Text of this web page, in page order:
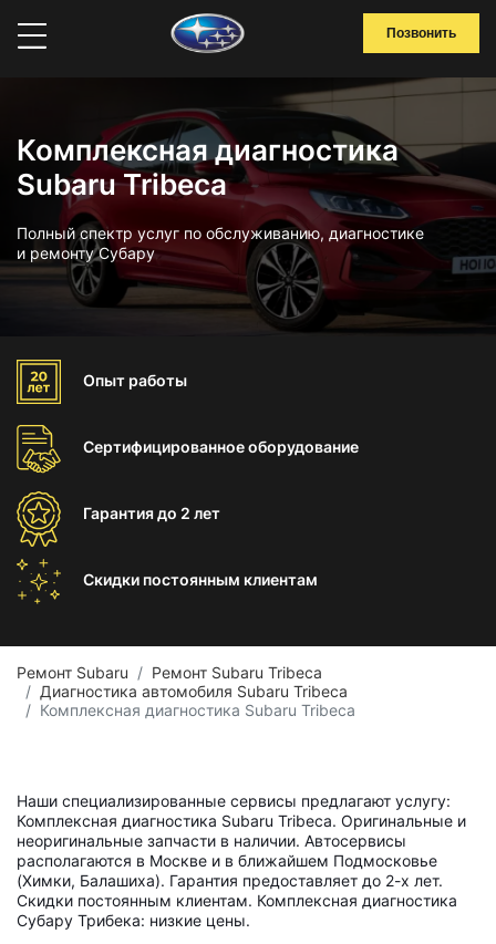
Позвонить
Комплексная диагностика
Subaru Tribeca
Полный спектр услуг по обслуживанию, диагностике
и ремонту Субару
Опыт работы
Сертифицированноеоборудование
Гарантиядо 2 лет
Скидки постоянным клиентам
Ремонт Subaru
Ремонт Subaru Tribeca
Диагностика автомобиля Subaru Tribeca
Комплексная диагностика Subaru Tribeca
Наши специализированные сервисы предлагают услугу:
Комплексная диагностика Subaru Tribeca. Оригинальные и
неоригинальные запчасти в наличии. Автосервисы
располагаются в Москве и в ближайшем Подмосковье
(Химки, Балашиха). Гарантия предоставляет до 2-х лет.
Скидки постоянным клиентам. Комплексная диагностика
Субару Трибека: низкие цены.